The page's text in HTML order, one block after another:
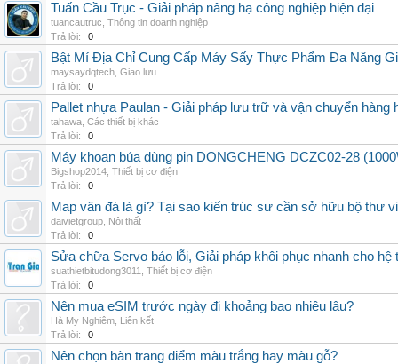
Tuấn Cầu Trục - Giải pháp nâng hạ công nghiệp hiện đại
tuancautruc Thông tin doanh nghiệp
Trả lời:
0
Bật Mí Địa Chỉ Cung Cấp Máy Sấy Thực Phẩm Đa Năng
maysaydqtech Giao lưu
Trả lời:
0
Pallet nhựa Paulan - Giải pháp lưu trữ và vận chuyển hàng
tahawa Các thiết bị khác
Trả lời:
0
Máy khoan búa dùng pin DONGCHENG DCZC02-28
Bigshop2014 Thiết bị cơ điện
Trả lời:
0
Map vân đá là gì? Tại sao kiến trúc sư cần sở hữu bộ thư
daivietgroup Nội thất
Trả lời:
0
Sửa chữa Servo báo lỗi, Giải pháp khôi phục nhanh cho hệ
suathietbitudong3011
Thiết bị cơ điện
Trả lời:
0
Nên mua eSIM trước ngày đi khoảng bao nhiêu lâu?
Hà My Nghiêm Liên kết
Trả lời:
0
Nên chọn bàn trang điểm màu trắng hay màu gỗ?